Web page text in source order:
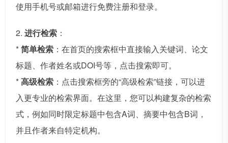
使用手机号或邮箱进行免费注册和登录。
2. 进行检索 ：
*简单检索 ：在首页的搜索框中直接输入关键词、论文
标题、作者姓名或DOI号等，点击搜索即可。
*高级检索 ：点击搜索框旁的“高级检索”链接，可以进
入更专业的检索界面。在这里，您可以构建复杂的检索
式，例如同时限定标题中包含A词、摘要中包含B词，
并且作者来自特定机构。